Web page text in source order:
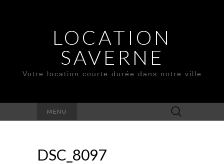
LOCATION
SAVERNE
Votre location courte durée dans notre ville
MENU Rechercher :
DSC_8097